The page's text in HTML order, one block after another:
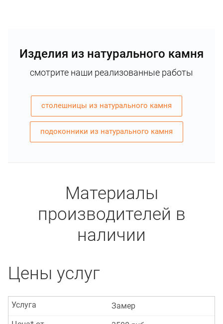
Изделия из натурального камня
смотрите наши реализованные работы
столешницы из натурального камня
подоконники из натурального камня
Материалы
производителей в
наличии
Цены услуг
Замер
Услуга